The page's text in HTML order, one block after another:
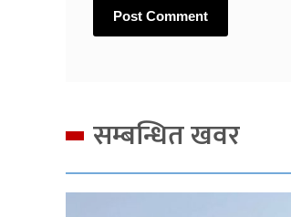
सम्बन्धित खवर